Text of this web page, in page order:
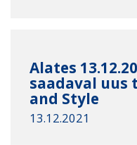
Alates
saadaval uus
and Style
13.12.2021